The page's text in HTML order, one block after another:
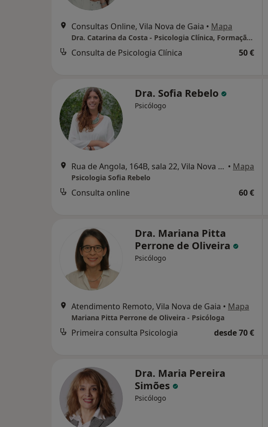
Consultas Online, Vila Nova de Gaia • Mapa
Dra. Catarina da Costa - Psicologia Clínica, Formação & EMDR
Consulta de Psicologia Clínica 50 €
Dra. Sofia Rebelo
Psicólogo
Rua de Angola, 164B, sala 22, Vila Nova de Gaia • Mapa
Psicologia Sofia Rebelo
Consulta online 60 €
Dra. Mariana Pitta
Perrone de Oliveira
Psicólogo
Atendimento Remoto, Vila Nova de Gaia • Mapa
Mariana Pitta Perrone de Oliveira - Psicóloga
Primeira consulta Psicologia desde 70 €
Dra. Maria Pereira
Simões
Psicólogo